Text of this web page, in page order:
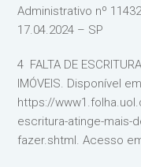
Administrativo nº
17.04.2024 – SP
4 FALTA DE
IMÓVEIS. Disponível
https://
escritura-atinge-mais-
fazer.shtml. Acesso